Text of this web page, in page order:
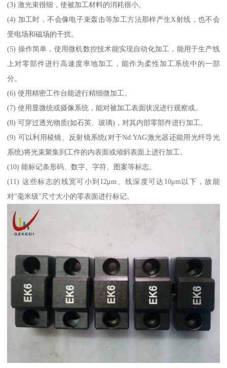
(3) 激光束很细，使被加工材料的消耗很小。
(4) 加工时，不会像电子束轰击等加工方法那样产生X射线，也不会
受电场和磁场的干扰。
(5) 操作简单，使用微机数控技术能实现自动化加工，能用于生产线
上对零部件进行高速度率地加工，能作为柔性加工系统中的一部
分。
(6) 使用精密工作台能进行精细微加工。
(7) 使用显微统或摄像系统，能对被加工表面状况进行观察或。
(8) 可穿过透光物质(如石英、玻璃)，对其内部零部件进行加工。
(9) 可以利用棱镜、反射镜系统(对于Nd:YAG激光器还能用光纤导光
系统)将光束聚集到工件的内表面或倾斜表面上进行加工。
(10) 能标记条形码、数字、字符、图案等标志。
(11) 这些标志的线宽可小到12μm、线深度可达10μm以下，故能
对"毫米级"尺寸大小的零表面进行标记。